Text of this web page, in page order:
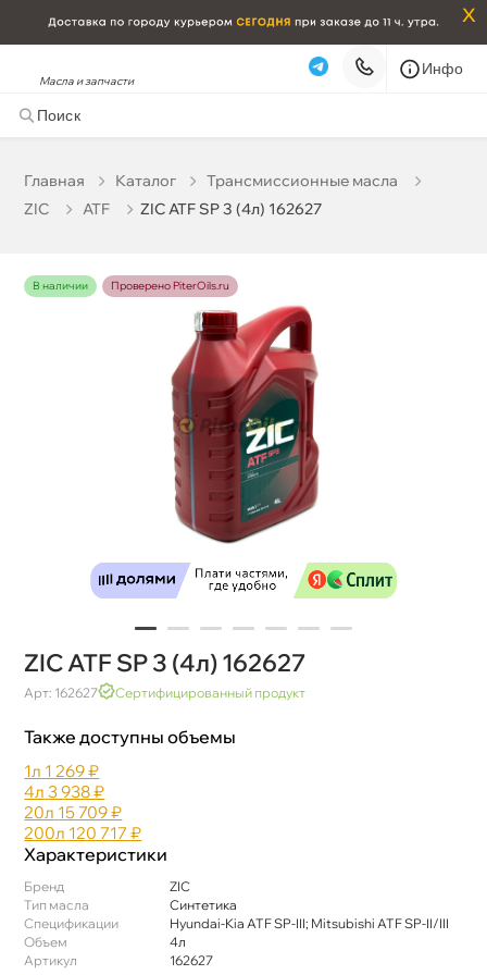
x
Масла и запчасти
Инфо
Главная Катало
Трансмиссионные масла
ZIC
ATF ZIC ATF SP 3 (4л) 162627
наличии Проверено PiterOils.ru
ZIC ATF SP 3 (4л) 162627
Арт: 162627 Сертифицированный продукт
Также доступны объемы
1л 1 269 ₽
4л 3 938 ₽
20л 15 709 ₽
200л 120 717 ₽
Характеристики
Бренд
ZIC
Тип масла
Синтетика
Спецификации
Hyundai-Kia ATF SP-III; Mitsubishi ATF SP-II/III
Объем
4л
Артикул
162627